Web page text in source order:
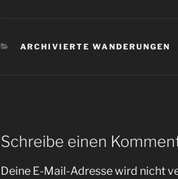
KATEGORIEN
ARCHIVIERTE WANDERUNGEN
Schreibe einen
Deine E-Mail-Adresse wird nicht